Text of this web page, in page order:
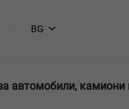
BG
автомобили,